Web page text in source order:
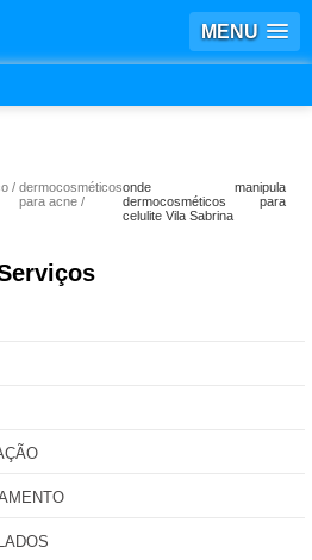
MENU
dermocosméticos
para acne
onde manipula
dermocosméticos para
celulite Vila Sabrina